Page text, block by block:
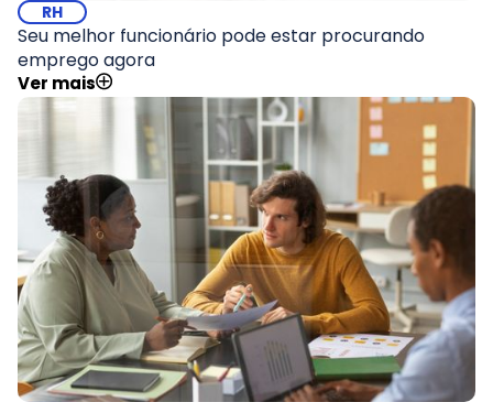
RH
Seu melhor funcionário pode estar procurando
emprego agora
Ver mais